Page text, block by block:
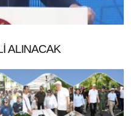
ALINACAK